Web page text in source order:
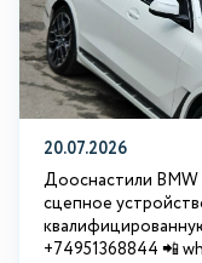
20.07.2026
Дооснастили BMW
сцепное
+74951368844 📲